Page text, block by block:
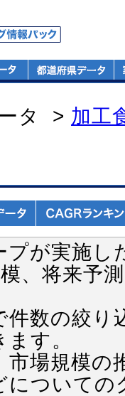
タ > 加工
プが実施し
、将来予
件数の絞
す。
市場規模
について